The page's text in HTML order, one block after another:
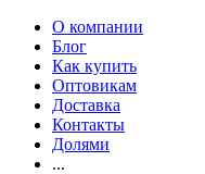
О компании
Блог
Как купить
Оптовикам
Доставка
Контакты
Долями
...